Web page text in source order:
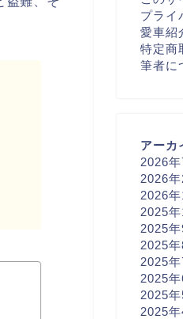
プライ
愛車紹
特定商
筆者に
アーカ
2026年
2026年
2026年
2025年
2025年
2025年
2025年
2025年
2025年
2025年